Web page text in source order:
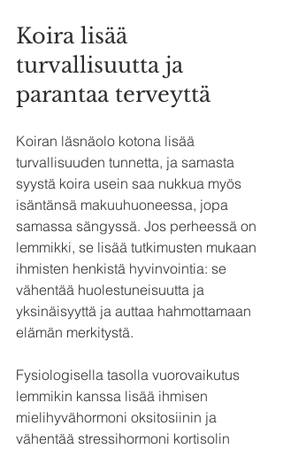
Koira lisää
turvallisuutta ja
parantaa terveyttä
Koiran läsnäolo kotona lisää
turvallisuuden tunnetta, ja samasta
syystä koira usein saa nukkua myös
isäntänsä makuuhuoneessa, jopa
samassa sängyssä. Jos perheessä on
lemmikki, se lisää tutkimusten mukaan
ihmisten henkistä hyvinvointia: se
vähentää huolestuneisuutta ja
yksinäisyyttä ja auttaa hahmottamaan
elämän merkitystä.
Fysiologisella tasolla vuorovaikutus
lemmikin kanssa lisää ihmisen
mielihyvähormoni oksitosiinin ja
vähentää stressihormoni kortisolin